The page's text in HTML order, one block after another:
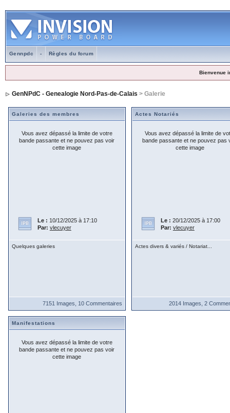
Gennpdc - Règles du forum
Bienvenue
GenNPdC - Genealogie Nord-Pas-de-Calais > Galerie
Galeries des membres
Vous avez dépassé la limite de votre
bande passante et ne pouvez pas voir
cette image
Le : 10/12/2025 à 17:10
Par: vlecuyer
Quelques galeries
7151 Images, 10 Commentaires
Actes Notariés
Vous avez dépassé la limite de
bande passante et ne pouvez pas
cette image
Le : 20/12/2025 à 17:00
Par: vlecuyer
Actes divers & variés / Notariat...
2014 Images, 2
Manifestations
Vous avez dépassé la limite de votre
bande passante et ne pouvez pas voir
cette image